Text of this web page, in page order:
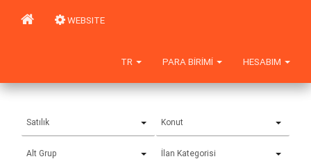
WEBSITE
HESABIM
PARA BIRIMI
TR
Satılık Konut
Alt Grup İlan Kategorisi